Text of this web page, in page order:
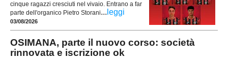
cinque ragazzi cresciuti nel vivaio. Entrano a far
parte dell'organico Pietro Storani... leggi
03/08/2026
OSIMANA, parte il nuovo corso: società
rinnovata e iscrizione ok